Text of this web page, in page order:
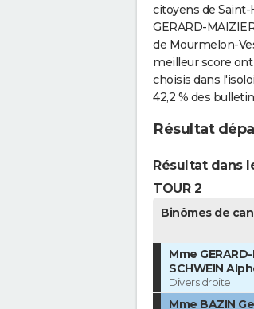
citoyens de
GERARD-
de Mourmelon-
meilleur score ont
choisis dans
42,2 % des
Résultat
Résultat dans
TOUR 2
Binômes de
Mme
SCHWEIN
Divers droite
Mme BAZIN